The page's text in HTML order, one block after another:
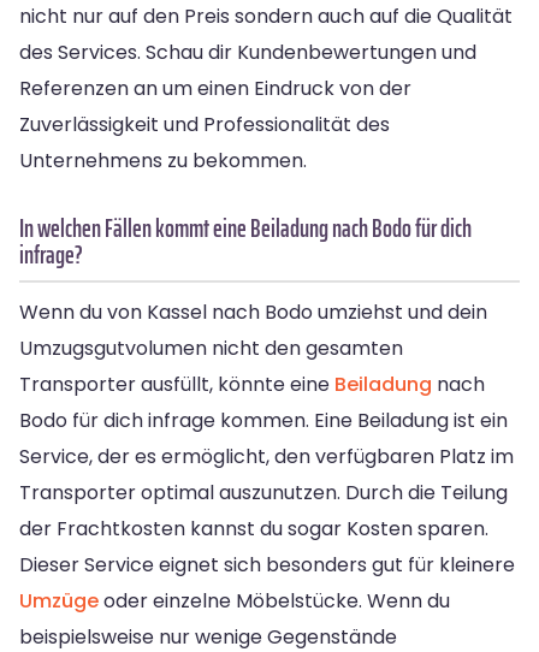
nicht nur auf den Preis sondern auch auf die Qualität
des Services. Schau dir Kundenbewertungen und
Referenzen an um einen Eindruck von der
Zuverlässigkeit und Professionalität des
Unternehmens zu bekommen.
In welchen Fällen kommt eine Beiladung nach Bodo für dich
infrage?
Wenn du von Kassel nach Bodo umziehst und dein
Umzugsgutvolumen nicht den gesamten
Transporter ausfüllt, könnte eine Beiladung nach
Bodo für dich infrage kommen. Eine Beiladung ist ein
Service, der es ermöglicht, den verfügbaren Platz im
Transporter optimal auszunutzen. Durch die Teilung
der Frachtkosten kannst du sogar Kosten sparen.
Dieser Service eignet sich besonders gut für kleinere
Umzügeoder einzelne Möbelstücke. Wenn du
beispielsweise nur wenige Gegenstände